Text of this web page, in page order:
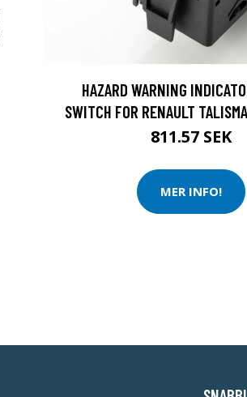
HAZARD WARNING
SWITCH FOR RENAULT
811.57 SEK
MER INFO!